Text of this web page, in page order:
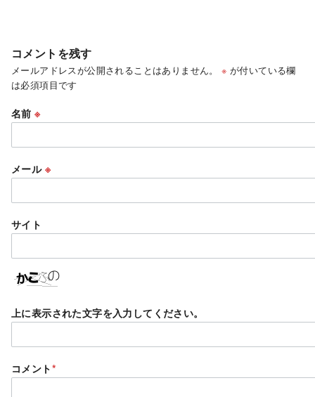
コメントを残す
メールアドレスが公開されることはありません。 ※ が付いている欄
は必須項目です
名前※
メール ※
サイト
上に表示された文字を入力してください。
コメント*